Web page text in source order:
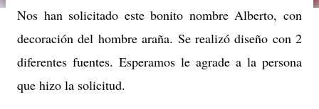
Nos han solicitado este bonito nombre Alberto, con
decoración del hombre araña. Se realizó diseño con 2
diferentes fuentes. Esperamos le agrade a la persona
que hizo la solicitud.